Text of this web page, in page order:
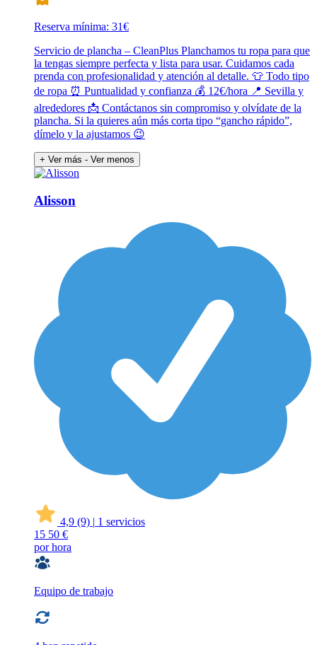
Reserva mínima: 31€
Servicio de plancha – CleanPlus Planchamos tu ropa para que
la tengas siempre perfecta y lista para usar. Cuidamos cada
prenda con profesionalidad y atención al detalle. 👕 Todo tipo
de ropa ⏰ Puntualidad y confianza 💰 12€/hora 📍 Sevilla y
alrededores 📩 Contáctanos sin compromiso y olvídate de la
plancha. Si la quieres aún más corta tipo “gancho rápido”,
dímelo y la ajustamos 😉
+ Ver más - Ver menos
Alisson
4,9 (9) | 1 servicios
15 50 €
por hora
Equipo de trabajo